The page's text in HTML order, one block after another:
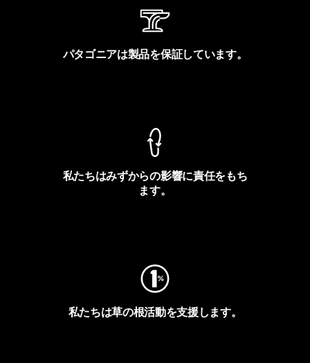
パタゴニアは製品を保証しています。
私たちはみずからの影響に責任をもち
ます。
私たちは草の根活動を支援します。